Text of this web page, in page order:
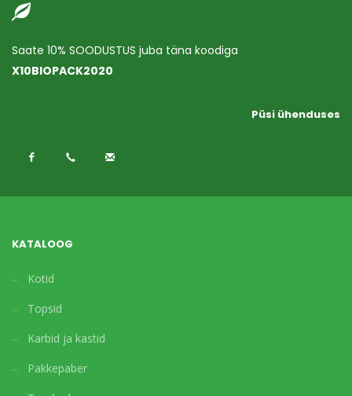
Saate 10% SOODUSTUS juba täna koodiga
X10BIOPACK2020
Püsi ühenduses
KATALOOG
Kotid
Topsid
Karbid ja kastid
Pakkepaber